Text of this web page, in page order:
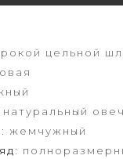
цельной
натуральный
жемчужный